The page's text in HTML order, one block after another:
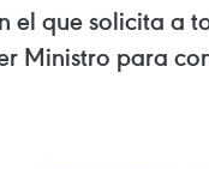
que solicita a
Ministro para